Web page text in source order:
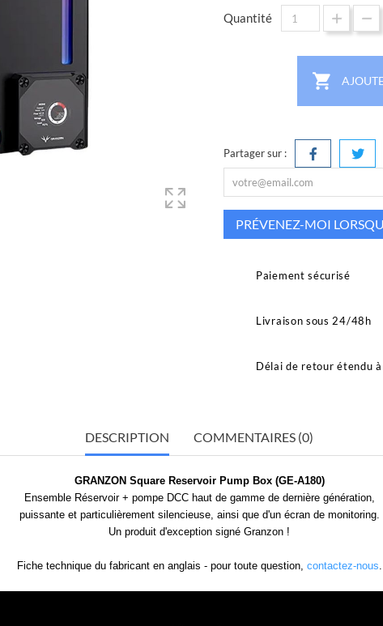
Quantité

Partager sur :
PRÉVENEZ-MOI
Paiement sécurisé
Livraison sous 24/48h
Délai de retour étendu
DESCRIPTION COMMENTAIRES (0)
GRANZON Square Reservoir Pump Box (GE-A180)
Ensemble Réservoir + pompe DCC haut de gamme de dernière génération,
puissante et particulièrement silencieuse, ainsi que d'un écran de monitoring.
Un produit d'exception signé Granzon !
Fiche technique du fabricant en anglais - pour toute question, contactez-nous.